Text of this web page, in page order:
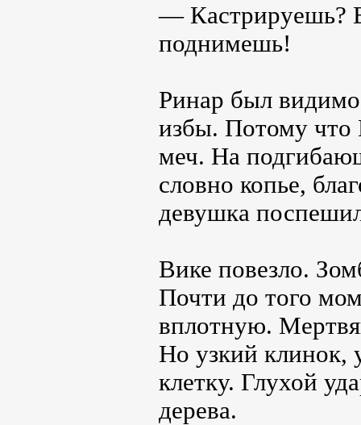
— Кастрируешь?
поднимешь!
Ринар был видимо
избы. Потому что
меч. На
словно копье,
девушка
Вике повезло.
Почти до того
вплотную.
Но узкий клинок,
клетку. Глухой
дерева.